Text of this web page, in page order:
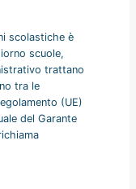
scolastiche è
scuole,
trattano
tra le
(UE)
del Garante